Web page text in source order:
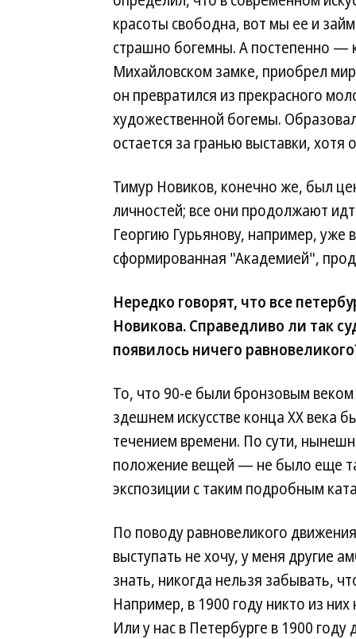
красоты свободна, вот мы ее и
страшно богемны. А постепенно —
Михайловском замке, приобрел
он превратился из прекрасного
художественной богемы.
остается за гранью выставки, хотя
Тимур Новиков, конечно же, был
личностей; все они продолжают
Георгию Гурьянову, например, уже
сформированная "Академией",
Нередко говорят, что все
Новикова. Справедливо ли так
появилось ничего
То, что 90-е были бронзовым
здешнем искусстве конца XX века
течением времени. По сути,
положение вещей — не было еще
экспозиции с таким подробным
По поводу равновеликого
выступать не хочу, у меня другие
знать, никогда нельзя забывать,
Например, в 1900 году никто из
Или у нас в Петербурге в 1900